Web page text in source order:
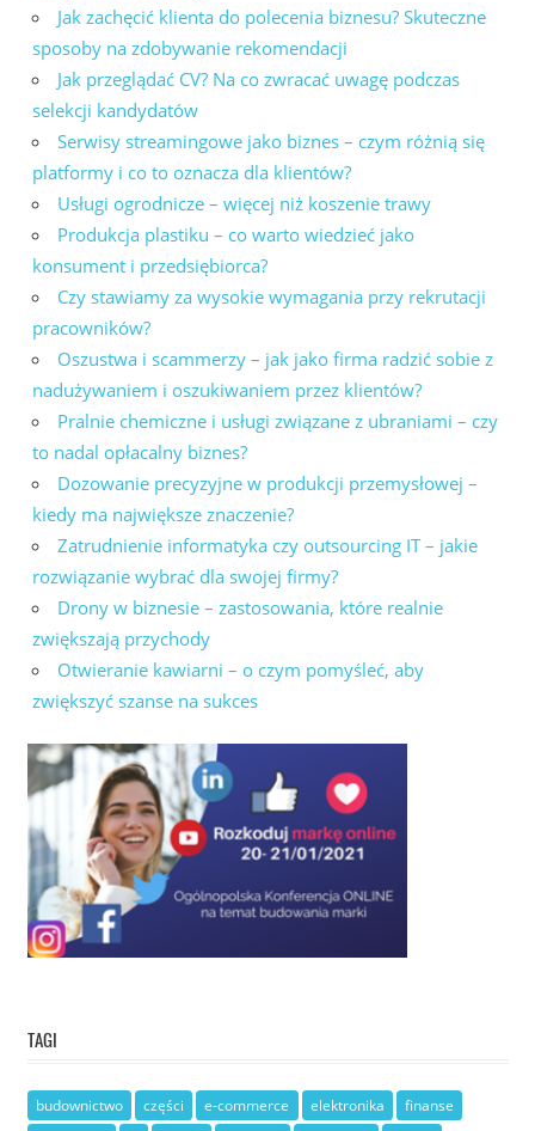
Jak zachęcić klienta do polecenia biznesu? Skuteczne
sposoby na zdobywanie rekomendacji
Jak przeglądać CV? Na co zwracać uwagę podczas
selekcji kandydatów
Serwisy streamingowe jako biznes – czym różnią się
platformy i co to oznacza dla klientów?
Usługi ogrodnicze – więcej niż koszenie trawy
Produkcja plastiku – co warto wiedzieć jako
konsument i przedsiębiorca?
Czy stawiamy za wysokie wymagania przy rekrutacji
pracowników?
Oszustwa i scammerzy – jak jako firma radzić sobie z
nadużywaniem i oszukiwaniem przez klientów?
Pralnie chemiczne i usługi związane z ubraniami – czy
to nadal opłacalny biznes?
Dozowanie precyzyjne w produkcji przemysłowej –
kiedy ma największe znaczenie?
Zatrudnienie informatyka czy outsourcing IT – jakie
rozwiązanie wybrać dla swojej firmy?
Drony w biznesie – zastosowania, które realnie
zwiększają przychody
Otwieranie kawiarni – o czym pomyśleć, aby
zwiększyć szanse na sukces
TAGI
budownictwo części e-commerce elektronika
finanse